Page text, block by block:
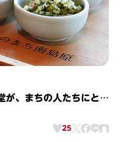
が、まちの人たちにとっ
で
25